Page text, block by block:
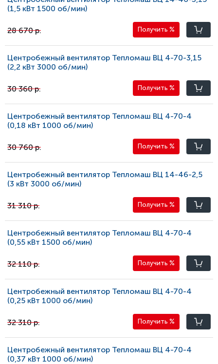
(1,5 кВт 1500 oб/мин)
28 670 р. Получить %
Центробежный вентилятор Тепломаш ВЦ 4-70-3,15
(2,2 кВт 3000 oб/мин)
30 360 р. Получить %
Центробежный вентилятор Тепломаш ВЦ 4-70-4
(0,18 кВт 1000 oб/мин)
30 760 р. Получить %
Центробежный вентилятор Тепломаш ВЦ 14-46-2,5
(3 кВт 3000 oб/мин)
31 310 р. Получить %
Центробежный вентилятор Тепломаш ВЦ 4-70-4
(0,55 кВт 1500 oб/мин)
32 110 р. Получить %
Центробежный вентилятор Тепломаш ВЦ 4-70-4
(0,25 кВт 1000 oб/мин)
32 310 р. Получить %
Центробежный вентилятор Тепломаш ВЦ 4-70-4
(0,37 кВт 1000 oб/мин)